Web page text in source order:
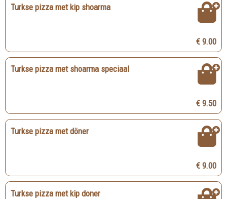
Turkse pizza met kip shoarma
€ 9.00
Turkse pizza met shoarma speciaal
€ 9.50
Turkse pizza met döner
€ 9.00
Turkse pizza met kip doner